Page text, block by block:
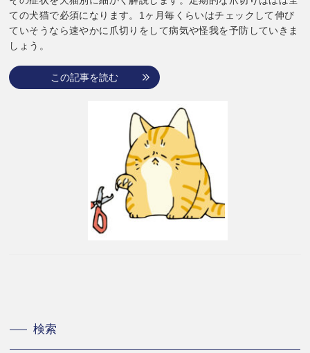
ての犬猫で必須になります。1ヶ月毎くらいはチェックして伸び
ていそうなら速やかに爪切りをして病気や怪我を予防していきま
しょう。
この記事を読む
検索